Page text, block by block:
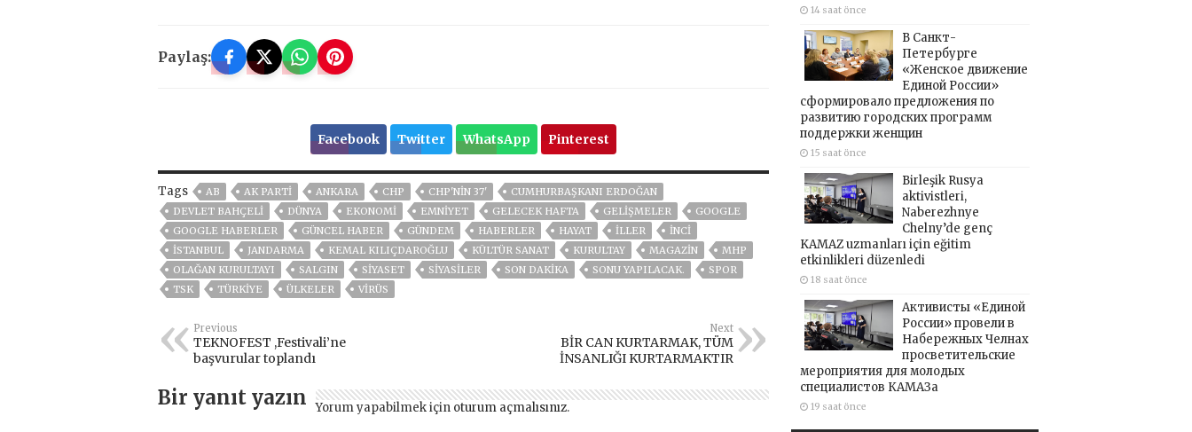
Paylaş:
Facebook Twitter WhatsApp Pinterest
Tags AB AK PARTİ ANKARA CHP CHP'NIN 37'
CUMHURBAŞKANI ERDOĞAN
DEVLET BAHÇELİ
DÜNYA EKONOMİ EMNİYET GELECEK HAFTA GELIŞMELER
GOOGLE
GOOGLE HABERLER
GÜNCEL HABER GÜNDEM HABERLER HAYAT İLLER
INCI
ISTANBUL
JANDARMA KEMAL KILIÇDAROĞLU KÜLTÜR SANAT KURULTAY MAGAZİN
MHP
OLAĞAN KURULTAYI
SALGIN SİYASET SİYASİLER SON DAKIKA SONU YAPILACAK.
SPOR
TSK
TÜRKİYE ÜLKELER VIRÜS
Previous
TEKNOFEST ,Festivali’ne
başvurular toplandı
Next
BİR CAN KURTARMAK, TÜM
İNSANLIĞI KURTARMAKTIR
Bir yanıt yazın Yorum yapabilmek için oturum açmalısınız.
14 saat önce
В Санкт-
Петербурге
«Женское движение
Единой России»
сформировало предложения по
развитию городских программ
поддержки женщин
15 saat önce
Birleşik Rusya
aktivistleri,
Naberezhnye
Chelny’de genç
KAMAZ uzmanları için eğitim
etkinlikleri düzenledi
18 saat önce
Активисты «Единой
России» провели в
Набережных Челнах
просветительские
мероприятия для молодых
специалистов КАМАЗа
19 saat önce